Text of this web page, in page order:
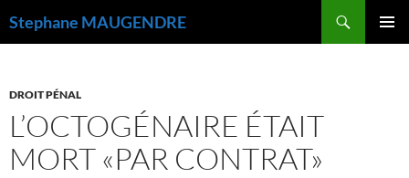
Stephane MAUGENDRE
DROIT PÉNAL
L’OCTOGÉNAIRE ÉTAIT
MORT «PAR CONTRAT»